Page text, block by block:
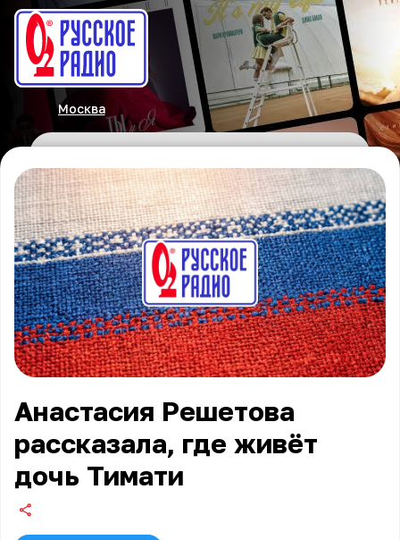
Москва
Анастасия Решетова
рассказала, где живёт
дочь Тимати